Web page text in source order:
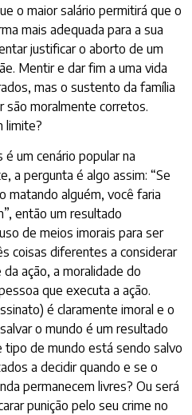
o maior salário permitirá que o
mais adequada para a sua
justificar o aborto de um
Mentir e dar fim a uma vida
mas o sustento da família
são moralmente corretos.
limite?
um cenário popular na
a pergunta é algo assim: “Se
matando alguém, você faria
então um resultado
de meios imorais para ser
coisas diferentes a considerar
ação, a moralidade do
que executa a ação.
é claramente imoral e o
o mundo é um resultado
tipo de mundo está sendo salvo
a decidir quando e se o
permanecem livres? Ou será
punição pelo seu crime no